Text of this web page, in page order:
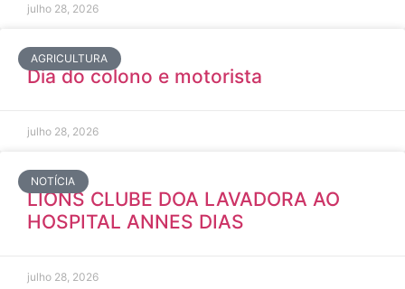
julho 28, 2026
AGRICULTURA
Dia do colono e motorista
julho 28, 2026
NOTÍCIA
LIONS CLUBE DOA LAVADORA AO
HOSPITAL ANNES DIAS
julho 28, 2026